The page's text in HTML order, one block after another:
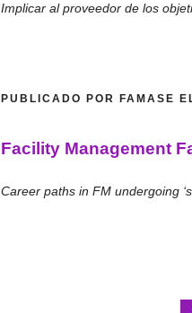
Implicar al proveedor de los
PUBLICADO POR FAMASE
Facility Management
Career paths in FM undergoing